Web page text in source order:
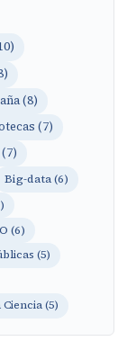
(8)
(7)
Big-data (6)
(6)
(5)
(5)